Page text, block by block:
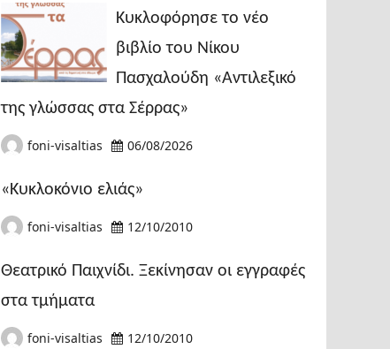
Κυκλοφόρησε το νέο
βιβλίο του Νίκου
Πασχαλούδη «Αντιλεξικό
της γλώσσας στα Σέρρας»
foni-visaltias 06/08/2026
«Κυκλοκόνιο ελιάς»
foni-visaltias 12/10/2010
Θεατρικό Παιχνίδι. Ξεκίνησαν οι εγγραφές
στα τμήματα
foni-visaltias 12/10/2010